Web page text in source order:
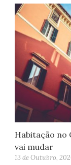
Habitação no
vai mudar
13 de Outubro,